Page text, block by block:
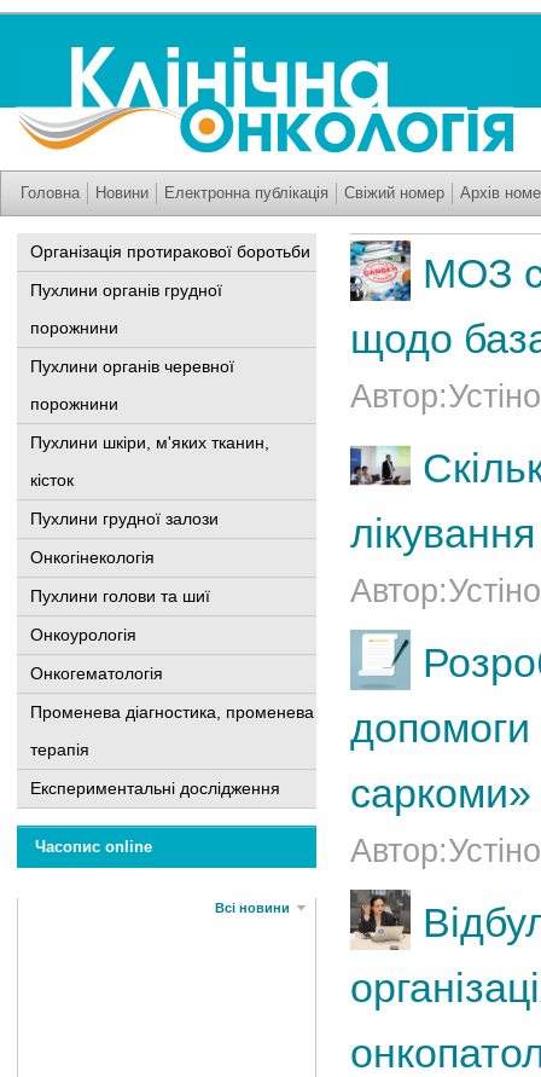
Головна Новини Електронна публікація Свіжий номер Архів
Організація протиракової боротьби
Пухлини органів грудної
порожнини
Пухлини органів черевної
порожнини
Пухлини шкіри, м'яких тканин,
кісток
Пухлини грудної залози
Онкогінекологія
Пухлини голови та шиї
Онкоурологія
Онкогематологія
Променева діагностика, променева
терапія
Експериментальні дослідження
Часопис online
Всі новини
МОЗ
щодо
допомоги
саркоми»